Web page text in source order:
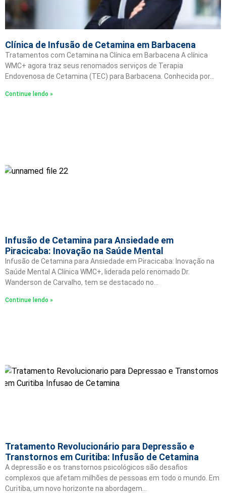
Clínica de Infusão de Cetamina em Barbacena
Tratamentos com Cetamina na Clínica em Barbacena A clínica
WMC+ agora traz seus renomados serviços de Terapia
Endovenosa de Cetamina (TEC) para Barbacena. Conhecida por…
Continue lendo »
Infusão de Cetamina para Ansiedade em
Piracicaba: Inovação na Saúde Mental
Infusão de Cetamina para Ansiedade em Piracicaba: Inovação na
Saúde Mental A Clínica WMC+, liderada pelo renomado Dr.
Wanderson de Carvalho, tem se destacado no…
Continue lendo »
Tratamento Revolucionário para Depressão e
Transtornos em Curitiba: Infusão de Cetamina
A depressão e os transtornos psicológicos são desafios
complexos que afetam milhões de pessoas em todo o mundo. Em
Curitiba, um novo horizonte na abordagem…